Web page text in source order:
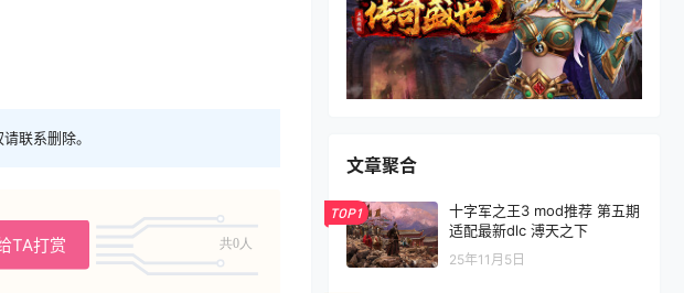
联系删除。
TA打赏 共0人
文章聚合
TOP1
十字军之王3 mod推荐 第五期
适配最新dlc 溥天之下
25年11月5日